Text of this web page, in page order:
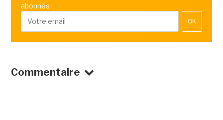
abonnés
OK
Commentaire